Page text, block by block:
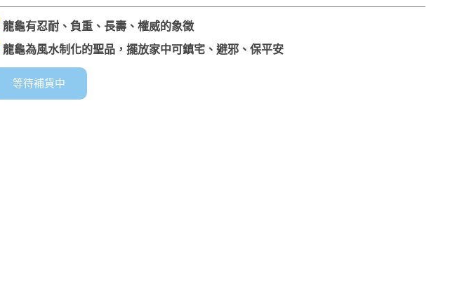
龍龜有忍耐、負重、長壽、權威的象徵
龍龜為風水制化的聖品，擺放家中可鎮宅、避邪、保平安
等待補貨中